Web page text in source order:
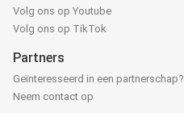
Volg ons op Youtube
Volg ons op TikTok
Partners
Geïnteresseerd in een partnerschap?
Neem contact op